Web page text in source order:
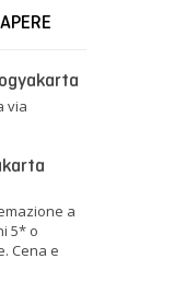
via
a
5* o
Cena e